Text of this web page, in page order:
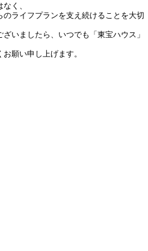
く、
ライフプランを支え続けることを大切
いましたら、いつでも「東宝ハウス」
願い申し上げます。